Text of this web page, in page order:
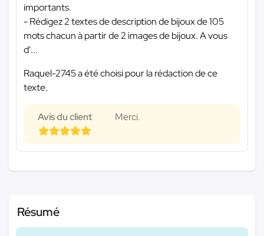
importants.
- Rédigez 2 textes de description de bijoux de 105
mots chacun à partir de 2 images de bijoux. A vous
d'...
Raquel-2745 a été choisi pour la rédaction de ce
texte.
Avis du client Merci.
Résumé